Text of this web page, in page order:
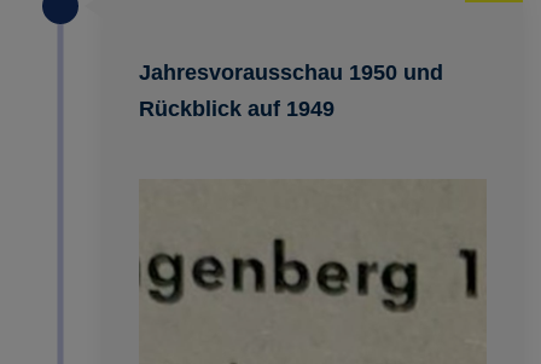
Jahresvorausschau 1950 und
Rückblick auf 1949